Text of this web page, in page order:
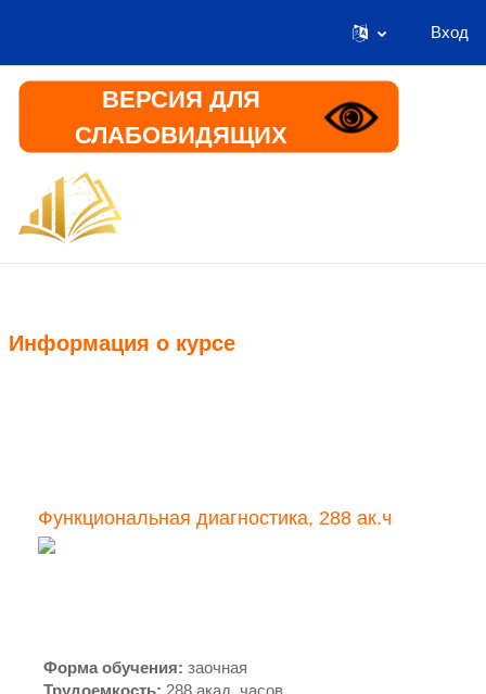
ВЕРСИЯ ДЛЯ
СЛАБОВИДЯЩИХ
Вход
Информация о курсе
Функциональная диагностика, 288 ак.ч
Форма обучения: заочная